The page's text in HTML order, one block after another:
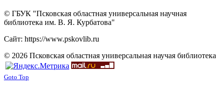
© ГБУК "Псковская областная универсальная научная
библиотека им. В. Я. Курбатова"
Сайт: https://www.pskovlib.ru
© 2026 Псковская областная универсальная научая библиотека
Goto Top